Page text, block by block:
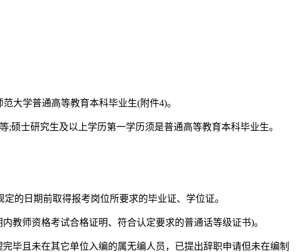
大学普通高等教育本科毕业生(附件4)。
硕士研究生及以上学历第一学历须是普通高等教育本科毕业生。
的日期前取得报考岗位所要求的毕业证、学位证。
教师资格考试合格证明、符合认定要求的普通话等级证书)。
毕且未在其它单位入编的属无编人员，已提出辞职申请但未在编制